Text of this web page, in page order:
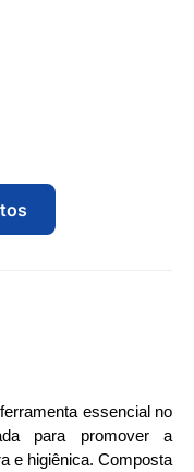
essencial no
para promover a
e higiênica. Composta